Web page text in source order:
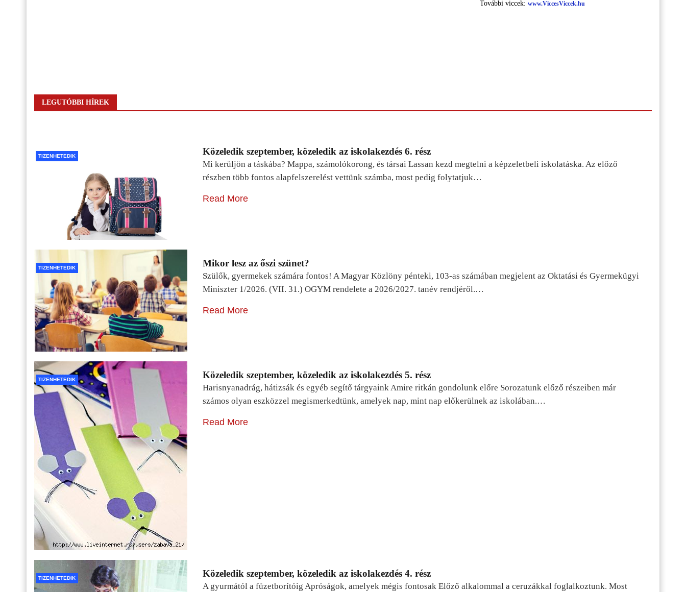
LEGUTÓBBI HÍREK
TIZENHETEDIK Közeledik szeptember, közeledik az iskolakezdés 6. rész
Mi kerüljön a táskába? Mappa, számolókorong, és társai Lassan kezd megtelni a képzeletbeli iskolatáska. Az előző
részben több fontos alapfelszerelést vettünk számba, most pedig folytatjuk…
Read More
TIZENHETEDIK Mikor lesz az őszi szünet?
Szülők, gyermekek számára fontos! A Magyar Közlöny pénteki, 103-as számában megjelent az Oktatási és Gyermekügyi
Miniszter 1/2026. (VII. 31.) OGYM rendelete a 2026/2027. tanév rendjéről.…
Read More
TIZENHETEDIK Közeledik szeptember, közeledik az iskolakezdés 5. rész
Harisnyanadrág, hátizsák és egyéb segítő tárgyaink Amire ritkán gondolunk előre Sorozatunk előző részeiben már
számos olyan eszközzel megismerkedtünk, amelyek nap, mint nap előkerülnek az iskolában.…
Read More
TIZENHETEDIK Közeledik szeptember, közeledik az iskolakezdés 4. rész
A gyurmától a füzetborítóig Apróságok, amelyek mégis fontosak Előző alkalommal a ceruzákkal foglalkoztunk. Most